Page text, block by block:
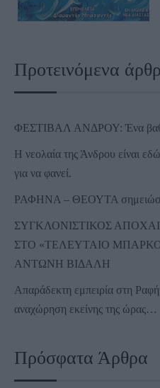
Προτεινόμενα
ΦΕΣΤΙΒΑΛ ΑΝΔΡΟΥ: Ένα
Η νεολαία της Άνδρου είναι
για να φανεί.
ΡΑΦΗΝΑ – ΘΕΟΥΤΑ
ΣΥΓΚΛΟΝΙΣΤΙΚΟΣ
ΣΤΟ «ΤΕΛΕΥΤΑΙΟ
ΑΝΤΩΝΗ ΒΙΔΑΛΗ
Απαράδεκτη εμπειρία στη
αναχώρηση εκείνης της ώρας…
Πρόσφατα Άρθρα